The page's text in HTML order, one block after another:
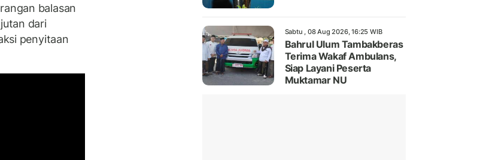
balasan
dari
penyitaan
Sabtu , 08 Aug 2026, 16:25 WIB
Bahrul Ulum Tambakberas
Terima Wakaf Ambulans,
Siap Layani Peserta
Muktamar NU